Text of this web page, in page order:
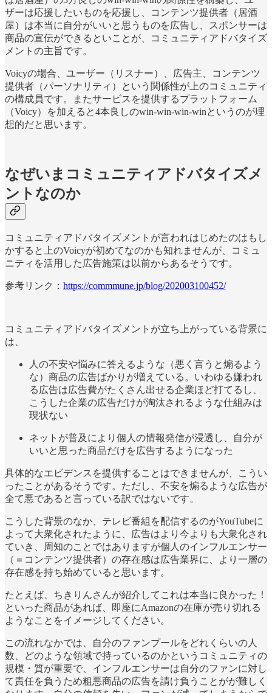
ザーは応援したいものを応援し、コンテンツ提供者（居酒
屋）は本当に自分がいいと思うものを広告し、スポンサーは
商品の宣伝ができるといことが、コミュニティアドバタイズ
メントの主旨です。
Voicyの場合、ユーザー（リスナー）、広告主、コンテンツ
提供者（パーソナリティ）という関係性が上のコミュニティ
の構成員です。またサービスを提供するプラットフォーム
（Voicy）を加えると4本良しのwin-win-win-winというのが理
想的だと思います。
なぜいまコミュニティアドバタイズメ
ントなのか
コミュニティアドバタイズメントが言われはじめたのはもし
かすると上のVoicyが初めてなのかも知れませんが、コミュ
ニティを活用した広告施策は以前からあるそうです。
参考リンク： https://commmune.jp/blog/202003100452/
コミュニティアドバタイズメントが立ち上がっている背景に
は、
人の不安や悩みに答えるような（悪く言うと煽るよう
な）商品の広告ばかりが増えている。いわゆる嫌われ
る広告は広告費がたくさん出せる企業ほど打てるし、
こうした企業の広告だけが淘汰されるような仕組みは
現状ない
ネットが普及により個人の情報発信が浸透し、自分が
いいと思った商品だけを広告するようになった
具体的なエビデンスを提供することはできませんが、こうい
ったことがあるそうです。ただし、不安を煽るような広告が
全て悪であると言っている訳ではないです。
こうした背景のなか、テレビ番組を配信するのがYouTubeに
よって大衆化されたように、広告はより今よりも大衆化され
ていき、周知のことではありますが個人のインフルエンサー
（＝コンテンツ提供者）の存在感は広告業界に、より一層の
存在感を持ち始めていると思います。
たとえば、ちきりんさんが紹介してこれは本当に良かった！
といった商品があれば、即座にAmazonの在庫が売り切れる
ようなことをイメージしてください。
この流れなかでは、自分のファンプールをどれくらいの人
数、どのような領域で持っているのかというコミュニティの
規模・質が重要で、インフルエンサーは自分のファンに対し
て責任を負うため粗悪商品の広告を請け負うことがが難しく